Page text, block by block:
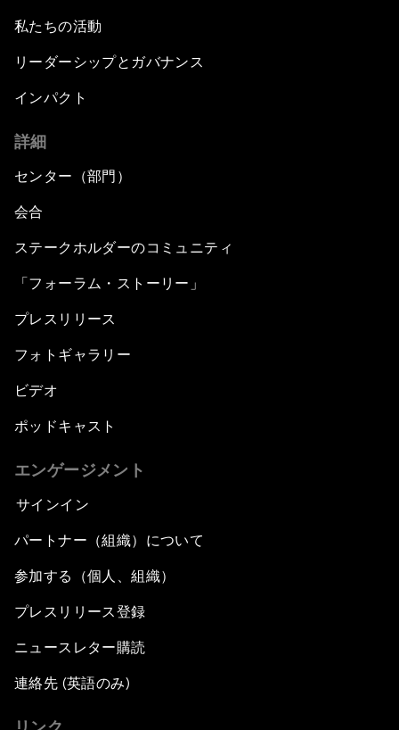
私たちの活動
リーダーシップとガバナンス
インパクト
詳細
センター（部門）
会合
ステークホルダーのコミュニティ
「フォーラム・ストーリー」
プレスリリース
フォトギャラリー
ビデオ
ポッドキャスト
エンゲージメント
サインイン
パートナー（組織）について
参加する（個人、組織）
プレスリリース登録
ニュースレター購読
連絡先 (英語のみ)